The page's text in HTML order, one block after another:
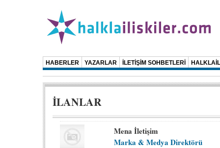
HABERLER YAZARLAR İLETİŞİM SOHBETLERİ
İLANLAR
Mena İletişim
Marka & Medya Direktörü